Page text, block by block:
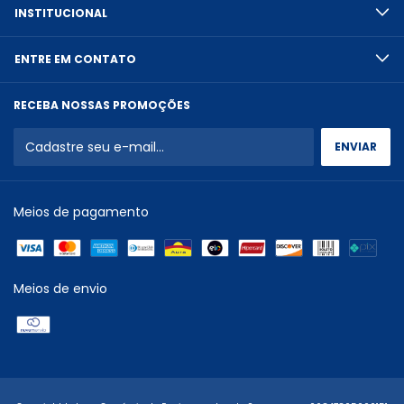
INSTITUCIONAL
ENTRE EM CONTATO
RECEBA NOSSAS PROMOÇÕES
Meios de pagamento
Meios de envio